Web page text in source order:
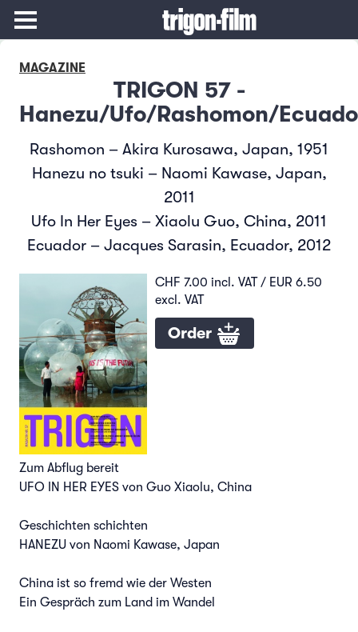
MAGAZINE
TRIGON 57 -
Hanezu/Ufo/Rashomon/
Rashomon – Akira Kurosawa, Japan, 1951
Hanezu no tsuki – Naomi Kawase, Japan,
2011
Ufo In Her Eyes – Xiaolu Guo, China, 2011
Ecuador – Jacques Sarasin, Ecuador, 2012
CHF 7.00 incl. VAT / EUR 6.50
excl. VAT
Order
Zum Abflug bereit
UFO IN HER EYES von Guo Xiaolu, China
Geschichten schichten
HANEZU von Naomi Kawase, Japan
China ist so fremd wie der Westen
Ein Gespräch zum Land im Wandel